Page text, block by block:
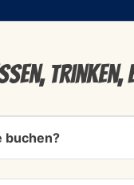
Trinken,
buchen?